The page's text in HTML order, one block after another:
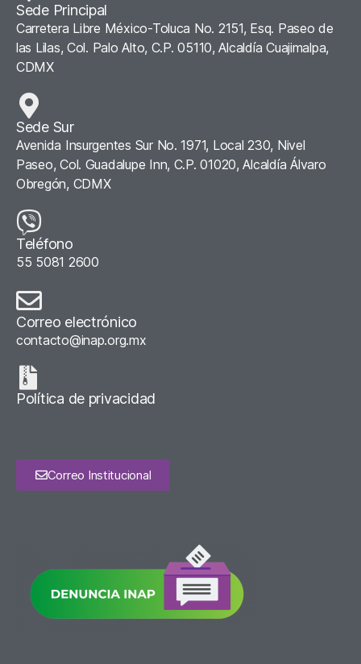
Sede Principal
Carretera Libre México-Toluca No. 2151, Esq. Paseo de
las Lilas, Col. Palo Alto, C.P. 05110, Alcaldía Cuajimalpa,
CDMX
Sede Sur
Avenida Insurgentes Sur No. 1971, Local 230, Nivel
Paseo, Col. Guadalupe Inn, C.P. 01020, Alcaldía Álvaro
Obregón, CDMX
Teléfono
55 5081 2600
Correo electrónico
contacto@inap.org.mx
Política de privacidad
Correo Institucional